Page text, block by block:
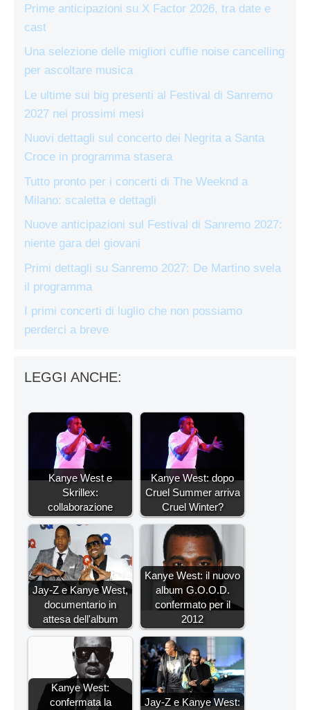
Prime anticipazioni su X Factor 2026, tra date e
cast
Una selezione delle migliori cuffie noise cancelling
per ascoltare musica
Le ultime sui big presenti al Festival di Sanremo
2027 nei prossimi mesi
Nuovi dettagli sul concerto dei Negrita a Santa
Croce in programma stasera
Tutto pronto per i concerti di The Weeknd a
Milano: scaletta e dettagli
Nuove anticipazioni sul Festival di Sanremo 2027:
niente gara dei giovani
Primi dettagli su Sanremo 2027: De Martino svela
il programma
I primi concerti di luglio che non possiamo
perderci a breve
LEGGI ANCHE:
Kanye West e
Skrillex:
collaborazione
Kanye West: dopo
Cruel Summer arriva
Cruel Winter?
Jay-Z e Kanye West,
documentario in
attesa dell'album
Kanye West: il nuovo
album G.O.O.D.
confermato per il
2012
Kanye West:
confermata la
Jay-Z e Kanye West: